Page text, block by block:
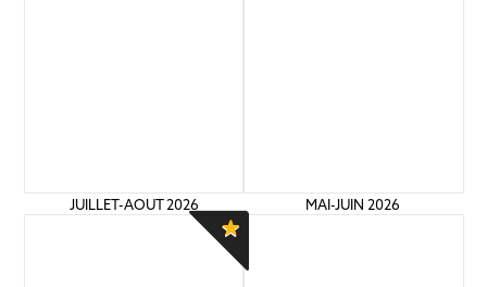
JUILLET-AOUT 2026 MAI-JUIN 2026